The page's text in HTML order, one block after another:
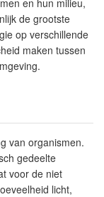
en hun milieu,
de grootste
op verschillende
maken tussen
van organismen.
gedeelte
voor de niet
licht,